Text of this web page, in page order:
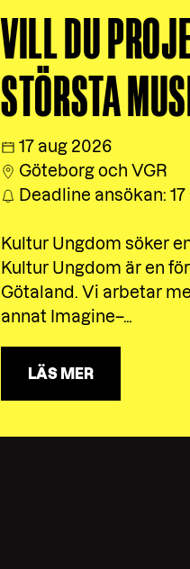
VILL DU
STÖRSTA
17 aug 2026
Göteborg och VGR
Deadline ansökan:
Kultur Ungdom söker
Kultur Ungdom är en
Götaland. Vi arbetar
annat Imagine–…
LÄS MER